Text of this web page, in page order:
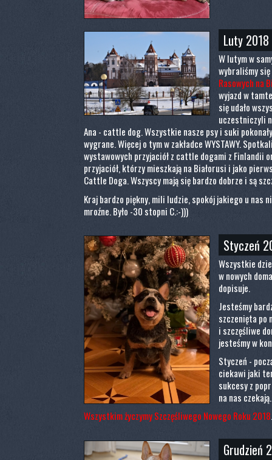
Luty 2018
W lutym w
wybraliśmy
Rasowych na
wyjazd w
się udało
uczestniczyli
Ana - cattle dog. Wszystkie nasze psy i suki
wygrane. Więcej o tym w zakładce WYSTAWY.
wystawowych przyjaciół z cattle dogami z Finlandii
przyjaciół, którzy mieszkają na Białorusi i jako
Cattle Doga. Wszyscy mają się bardzo dobrze i są
Kraj bardzo piękny, mili ludzie, spokój jakiego u nas
mroźne. Było -30 stopni C.:-)))
Styczeń
Wszystkie
w nowych
dopisuje.
Jesteśmy
szczenięta po
i szczęśliwe
jesteśmy w
Styczeń -
ciekawi jaki
sukcesy z
na nas
Wszystkim życzymy Szczęśliwego Nowego Roku 2018
Grudzień